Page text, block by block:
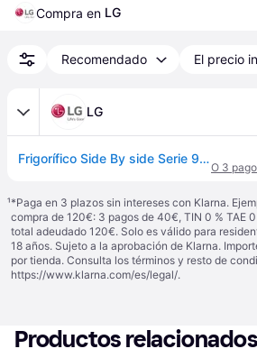
Compra en LG
Recomendado El precio
LG
Frigorífico Side By side Serie 900, Sin toma de agua Acero texturizado antihuellas. C, 628 L - GSLE91MBAC.AMBQEUR
O 3
¹*Paga en 3 plazos sin intereses con Klarna.
compra de 120€: 3 pagos de 40€, TIN 0 % TAE
total adeudado 120€. Solo es válido para
18 años. Sujeto a la aprobación de Klarna.
por tienda. Consulta los términos y resto de
https://www.klarna.com/es/legal/.
Productos relacionados